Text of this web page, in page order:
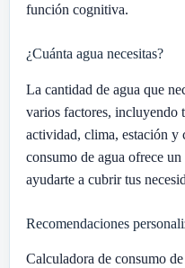
función cognitiva.
¿Cuánta agua necesitas?
La cantidad de agua que
varios factores, incluyendo
actividad, clima, estación y
consumo de agua ofrece
ayudarte a cubrir tus
Recomendaciones
Calculadora de consumo